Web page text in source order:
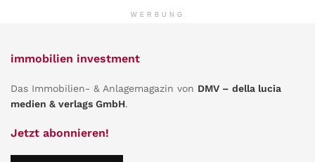
WERBUNG
immobilien investment
Das Immobilien- & Anlagemagazin von DMV – della lucia
medien & verlags GmbH.
Jetzt abonnieren!